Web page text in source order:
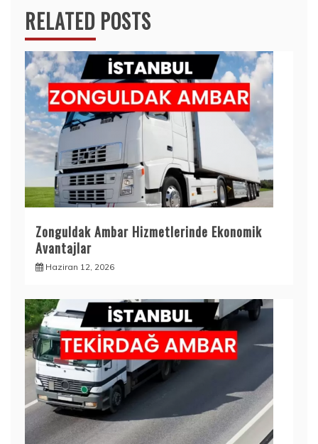
RELATED POSTS
Zonguldak Ambar Hizmetlerinde Ekonomik
Avantajlar
Haziran 12, 2026